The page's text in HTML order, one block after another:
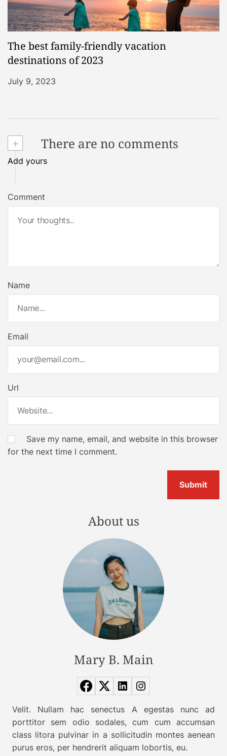
The best family-friendly vacation
destinations of 2023
July 9, 2023
+ There are no comments
Add yours
Comment
Name
Email
Url
Save my name, email, and website in this browser
for the next time I comment.
About us
Mary B. Main
Velit. Nullam hac senectus A egestas nunc ad
porttitor sem odio sodales, cum cum accumsan
class litora pulvinar in a sollicitudin montes aenean
purus eros, per hendrerit aliquam lobortis, eu.